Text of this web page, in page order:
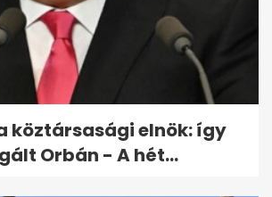
filmjelenet, amit a
utólag inkább
köztársasági elnök: így
Orbán - A hét...